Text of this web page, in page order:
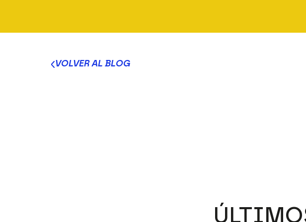
VOLVER AL BLOG